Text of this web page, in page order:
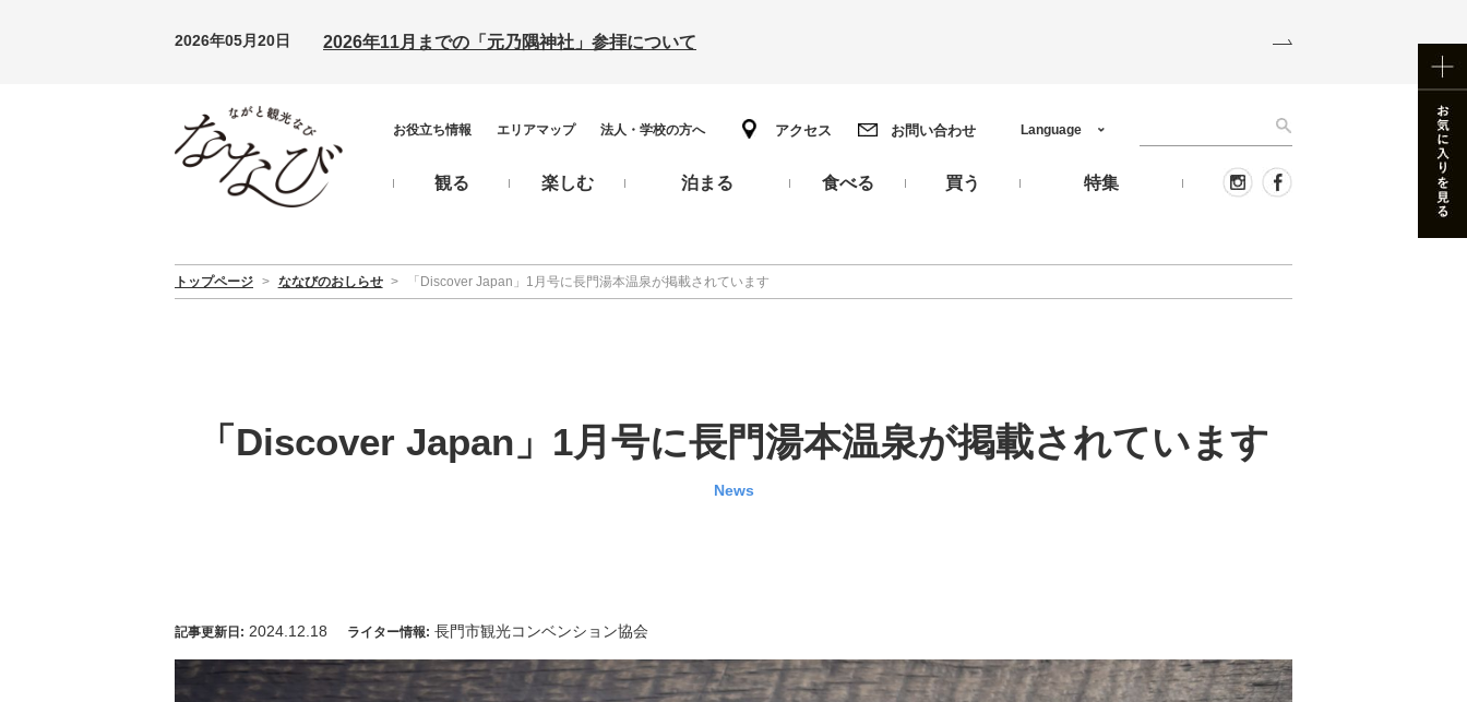
2026年05月20日 2026年11月までの「元乃隅神社」参拝について
お役立ち情報 エリアマップ 法人・学校の方へ アクセス お問い合わせ
観る 楽しむ 泊まる 食べる 買う 特集
Language
トップページ > ななびのおしらせ > 「Discover Japan」1月号に長門湯本温泉が掲載されています
「Discover Japan」1月号に長門湯本温泉が掲載されています
News
記事更新日: 2024.12.18 ライター情報: 長門市観光コンベンション協会